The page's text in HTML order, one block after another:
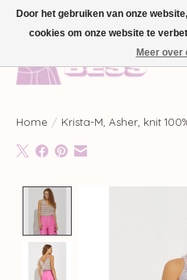
GRATIS VERZENDING VANAF €100,-
Home / Krista-M, Asher, knit
Product image
Door het gebruiken van onze
cookies om onze website te
Meer over